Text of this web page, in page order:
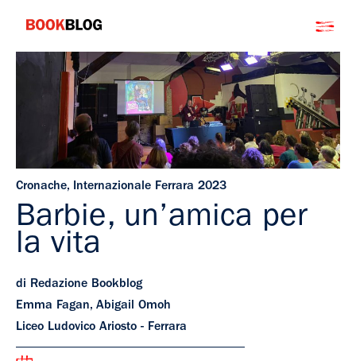
contenuto
Bookblog
Cronache, Internazionale Ferrara 2023
Barbie, un’amica per
la vita
di Redazione Bookblog
Emma Fagan, Abigail Omoh
Liceo Ludovico Ariosto - Ferrara